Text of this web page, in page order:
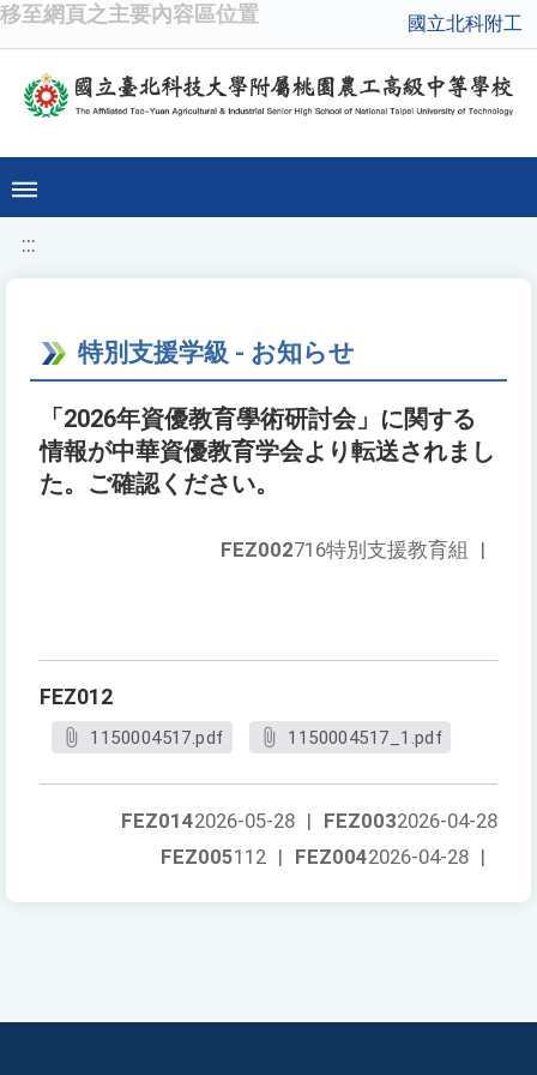
移至網頁之主要內容區位置 國立北科附工
:::
特別支援学級 - お知らせ
「2026年資優教育學術研討会」に関する
情報が中華資優教育学会より転送されまし
た。ご確認ください。
FEZ002716特別支援教育組 |
FEZ012
1150004517.pdf 1150004517_1.pdf
FEZ0032026-04-28
FEZ0142026-05-28 |
FEZ0042026-04-28 |
FEZ005112 |